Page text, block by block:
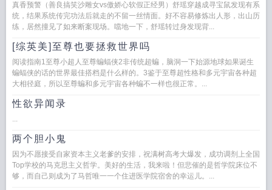
真香预警（善良搞笑沙雕女vs傲娇心软假正经男）舒瑶穿越成寻宝鼠发现有系
统，结果系统传完功法后就走的不留一丝情面。好不容易修炼出人形，出山历
练，居然撞见了如来断案现场。噹地一下，舒瑶转过身发现背...
[综英美]至尊也要拯救世界吗
阅读指南1至尊小超人至尊蝙蝠侠2非传统超蝙，脑洞一下始源地球如果诞生
蝙蝠侠的话的世界最佳搭档是什么样的。3鉴于至尊超性格和多元宇宙各种超
大相径庭，所以至尊蝙和多元宇宙各种蝙不一样也很正常。...
性欲异闻录
...
两个胆小鬼
因为不愿接受自家资本主义老爹的安排，祝满树高考大爆发，成功调剂上全国
Top学校的马克思主义哲学。美好的生活，我来啦！但悲催的是哲学院床位不
够，而自己则成为了马哲唯一一个住进医学院宿舍的幸运儿。...